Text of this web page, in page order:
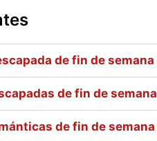
de fin de
de fin de
de fin de